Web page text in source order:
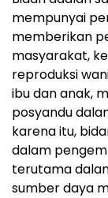
mempunyai
memberikan
masyarakat,
reproduksi
ibu dan anak,
posyandu
karena itu,
dalam
terutama
sumber daya